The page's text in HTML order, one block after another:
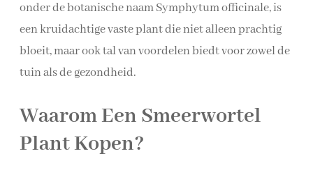
onder de botanische naam Symphytum officinale, is
een kruidachtige vaste plant die niet alleen prachtig
bloeit, maar ook tal van voordelen biedt voor zowel de
tuin als de gezondheid.
Waarom Een Smeerwortel
Plant Kopen?